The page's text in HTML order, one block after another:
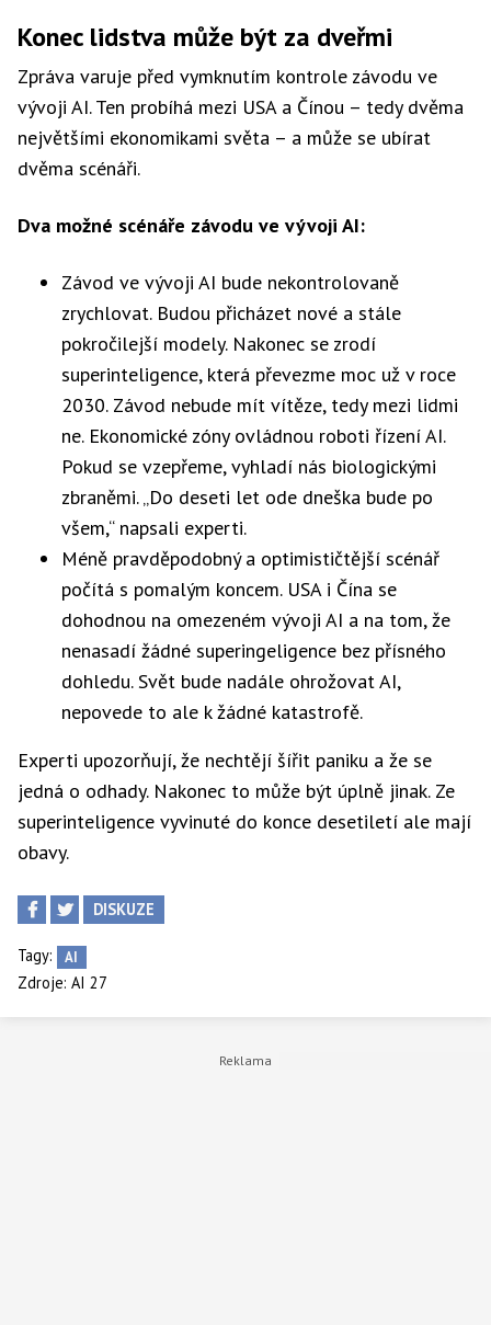
Konec lidstva může být za dveřmi
Zpráva varuje před vymknutím kontrole závodu ve
vývoji AI. Ten probíhá mezi USA a Čínou – tedy dvěma
největšími ekonomikami světa – a může se ubírat
dvěma scénáři.
Dva možné scénáře závodu ve vývoji AI:
Závod ve vývoji AI bude nekontrolovaně
zrychlovat. Budou přicházet nové a stále
pokročilejší modely. Nakonec se zrodí
superinteligence, která převezme moc už v roce
2030. Závod nebude mít vítěze, tedy mezi lidmi
ne. Ekonomické zóny ovládnou roboti řízení AI.
Pokud se vzepřeme, vyhladí nás biologickými
zbraněmi. „Do deseti let ode dneška bude po
všem,“ napsali experti.
Méně pravděpodobný a optimističtější scénář
počítá s pomalým koncem. USA i Čína se
dohodnou na omezeném vývoji AI a na tom, že
nenasadí žádné superingeligence bez přísného
dohledu. Svět bude nadále ohrožovat AI,
nepovede to ale k žádné katastrofě.
Experti upozorňují, že nechtějí šířit paniku a že se
jedná o odhady. Nakonec to může být úplně jinak. Ze
superinteligence vyvinuté do konce desetiletí ale mají
obavy.
DISKUZE
Tagy: AI
Zdroje: AI 27